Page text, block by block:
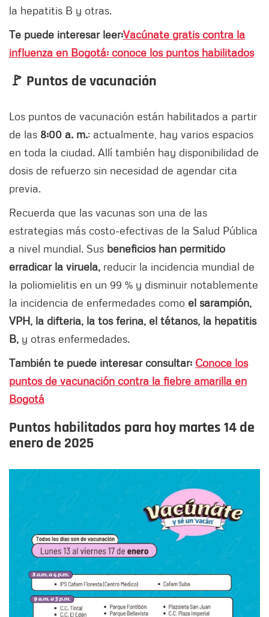
la hepatitis B y otras.
Te puede interesar leer:Vacúnate gratis contra la
influenza en Bogotá: conoce los puntos habilitados
🚩 Puntos de vacunación
Los puntos de vacunación están habilitados a partir
de las 8:00 a. m.; actualmente, hay varios espacios
en toda la ciudad. Allí también hay disponibilidad de
dosis de refuerzo sin necesidad de agendar cita
previa.
Recuerda que las vacunas son una de las
estrategias más costo-efectivas de la Salud Pública
a nivel mundial. Sus beneficios han permitido
erradicar la viruela, reducir la incidencia mundial de
la poliomielitis en un 99 % y disminuir notablemente
la incidencia de enfermedades como el sarampión,
VPH, la difteria, la tos ferina, el tétanos, la hepatitis
B, y otras enfermedades.
También te puede interesar consultar: Conoce los
puntos de vacunación contra la fiebre amarilla en
Bogotá
Puntos habilitados para hoy martes 14 de
enero de 2025